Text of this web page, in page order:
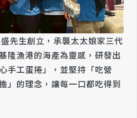
先生創立，承襲太太娘家三代
隆漁港的海產為靈感，研發出
手工蛋捲」，並堅持「吃營
」的理念，讓每一口都吃得到